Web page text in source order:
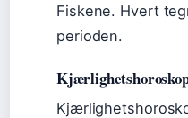
Fiskene. Hvert
perioden.